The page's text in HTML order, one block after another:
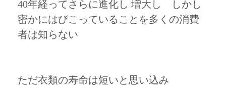
40年経ってさらに進化し 増大し しかし
密かにはびこっていることを多くの消費
者は知らない
ただ衣類の寿命は短いと思い込み